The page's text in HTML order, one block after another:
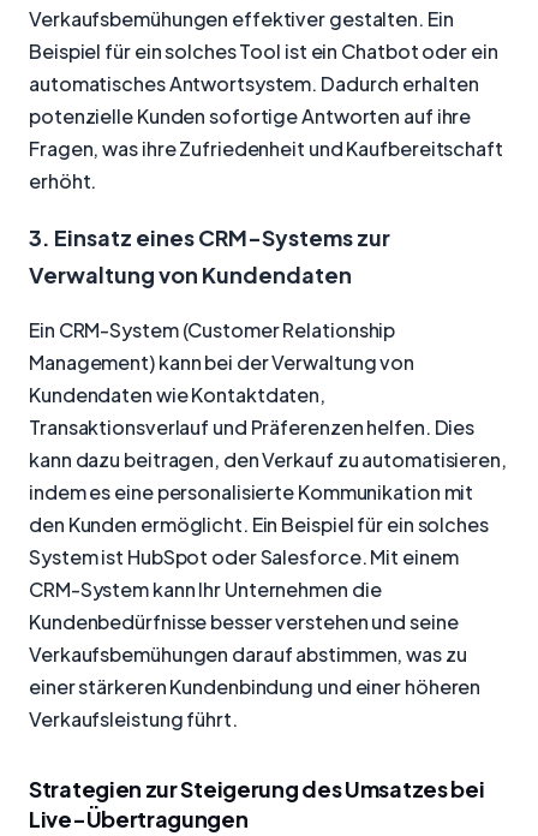
Verkaufsbemühungen effektiver gestalten. Ein
Beispiel für ein solches Tool ist ein Chatbot oder ein
automatisches Antwortsystem. Dadurch erhalten
potenzielle Kunden sofortige Antworten auf ihre
Fragen, was ihre Zufriedenheit und Kaufbereitschaft
erhöht.
3. Einsatz eines CRM-Systems zur
Verwaltung von Kundendaten
Ein CRM-System (Customer Relationship
Management) kann bei der Verwaltung von
Kundendaten wie Kontaktdaten,
Transaktionsverlauf und Präferenzen helfen. Dies
kann dazu beitragen, den Verkauf zu automatisieren,
indem es eine personalisierte Kommunikation mit
den Kunden ermöglicht. Ein Beispiel für ein solches
System ist HubSpot oder Salesforce. Mit einem
CRM-System kann Ihr Unternehmen die
Kundenbedürfnisse besser verstehen und seine
Verkaufsbemühungen darauf abstimmen, was zu
einer stärkeren Kundenbindung und einer höheren
Verkaufsleistung führt.
Strategien zur Steigerung des Umsatzes bei
Live-Übertragungen